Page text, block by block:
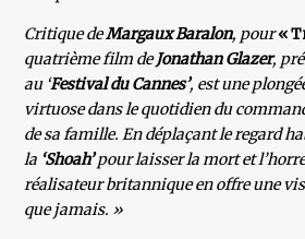
Critique deMargaux Baralon, pour«
quatrième film deJonathan Glazer,
au ‘Festival du Cannes’, est une
virtuose dans le quotidien du
de sa famille. En déplaçant le regard
la ‘Shoah’pour laisser la mort et
réalisateur britannique en offre une
que jamais. »